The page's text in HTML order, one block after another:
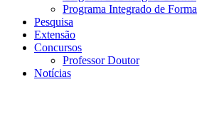
Programa Integrado de
Pesquisa
Extensão
Concursos
Professor Doutor
Notícias